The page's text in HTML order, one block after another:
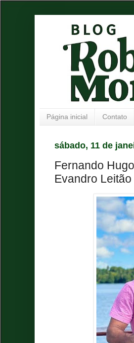
Página inicial Contato
sábado, 11 de
Fernando
Evandro Leitão